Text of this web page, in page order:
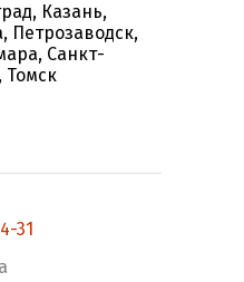
Казань,
Петрозаводск,
Санкт-
Томск
31